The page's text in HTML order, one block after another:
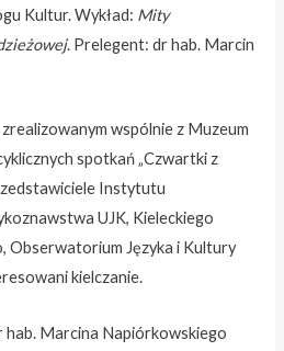
Kultur. Wykład: Mity
. Prelegent: dr hab. Marcin
wspólnie z Muzeum
spotkań „Czwartki z
Instytutu
UJK, Kieleckiego
Obserwatorium Języka i Kultury
kielczanie.
hab. Marcina Napiórkowskiego